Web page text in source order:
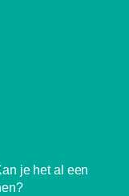
je het al een